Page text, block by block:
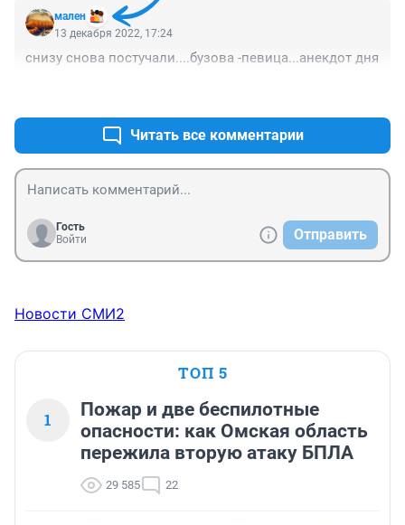
мален
13 декабря 2022, 17:24
снизу снова постучали....бузова -певица...анекдот дня
Читать все комментарии
Гость
Войти
Отправить
Новости СМИ2
ТОП 5
1
Пожар и две беспилотные
опасности: как Омская область
пережила вторую атаку БПЛА
29 585 22